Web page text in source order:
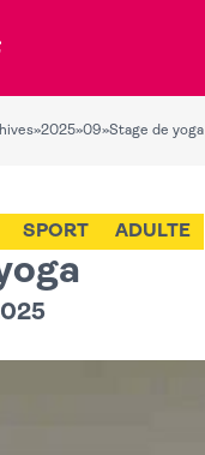
»2025»09»Stage de yoga
SPORT ADULTE